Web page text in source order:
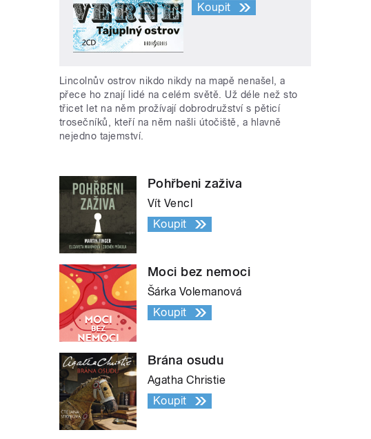
Koupit
Lincolnův ostrov nikdo nikdy na mapě nenašel, a
přece ho znají lidé na celém světě. Už déle než sto
třicet let na něm prožívají dobrodružství s pěticí
trosečníků, kteří na něm našli útočiště, a hlavně
nejedno tajemství.
Pohřbeni zaživa
Vít Vencl
Koupit
Moci bez nemoci
Šárka Volemanová
Koupit
Brána osudu
Agatha Christie
Koupit